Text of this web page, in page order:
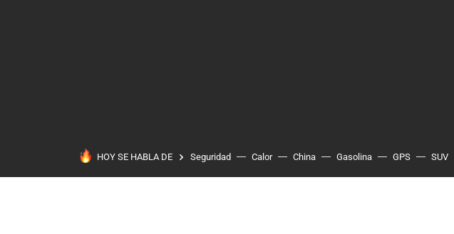
HOY SE HABLA DE Seguridad Calor China Gasolina GPS SUV